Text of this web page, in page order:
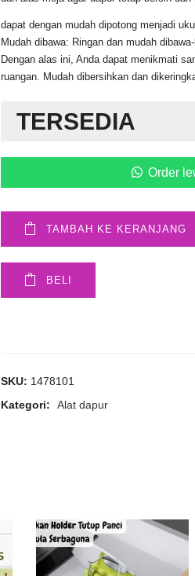
dapat dengan mudah dipotong menjadi
Mudah dibawa: Ringan dan mudah dibawa-
Dengan alas ini, Anda dapat menikmati
ruangan. Mudah dibersihkan dan
TERSEDIA
Order
TAMBAH KE KERANJANG
BELI
SKU: 1478101
Kategori:
Alat dapur